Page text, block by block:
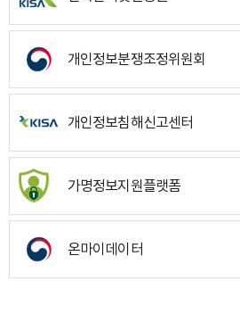
개인정보분쟁조정위원회
개인정보침해신고센터
가명정보지원플랫폼
온마이데이터